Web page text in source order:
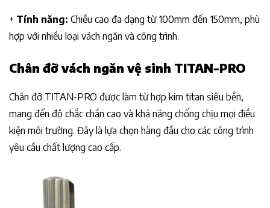
+ Tính năng: Chiều cao đa dạng từ 100mm đến 150mm, phù
hợp với nhiều loại vách ngăn và công trình.
Chân đỡ vách ngăn vệ sinh TITAN-PRO
Chân đỡ TITAN-PRO được làm từ hợp kim titan siêu bền,
mang đến độ chắc chắn cao và khả năng chống chịu mọi điều
kiện môi trường. Đây là lựa chọn hàng đầu cho các công trình
yêu cầu chất lượng cao cấp.